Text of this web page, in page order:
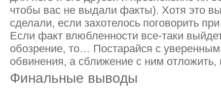
чтобы вас не выдали факты). Хотя это
сделали, если захотелось поговорить
Если факт влюбленности все-таки
обозрение, то… Постарайся с
обвинения, а сближение с ним отложить,
Финальные выводы